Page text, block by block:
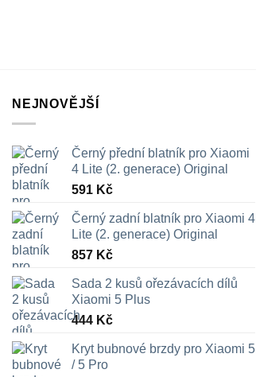
NEJNOVĚJŠÍ
Černý přední blatník pro Xiaomi
4 Lite (2. generace) Original
591 Kč
Černý zadní blatník pro Xiaomi 4
Lite (2. generace) Original
857 Kč
Sada 2 kusů ořezávacích dílů
Xiaomi 5 Plus
444 Kč
Kryt bubnové brzdy pro Xiaomi 5
/ 5 Pro